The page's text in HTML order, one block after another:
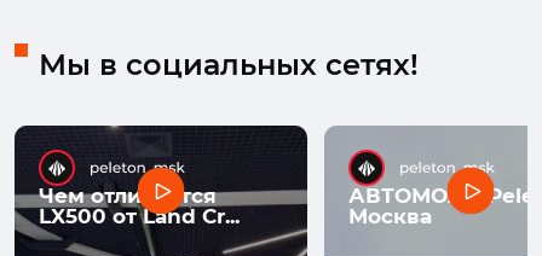
Мы в социальных сетях!
Чем отличается
LX500 от Land Cr...
АВТОМОЛЛ
Москва